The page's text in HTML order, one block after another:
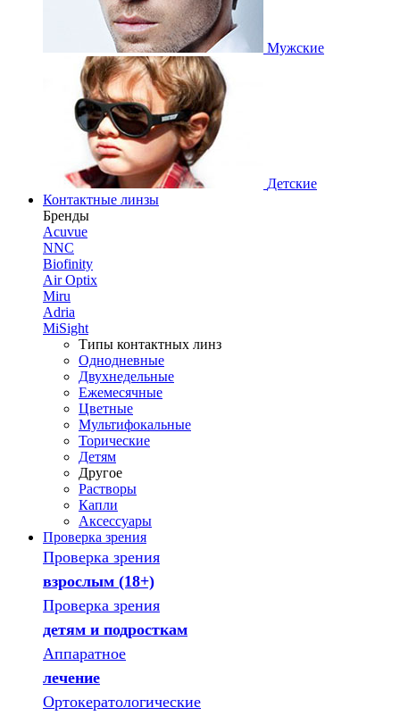
Мужские
Детские
Контактные линзы
Бренды
Acuvue
NNC
Biofinity
Air Optix
Miru
Adria
MiSight
Типы контактных линз
Однодневные
Двухнедельные
Ежемесячные
Цветные
Мультифокальные
Торические
Детям
Другое
Растворы
Капли
Аксессуары
Проверка зрения
Проверка зрения
взрослым (18+)
Проверка зрения
детям и подросткам
Аппаратное
лечение
Ортокератологические